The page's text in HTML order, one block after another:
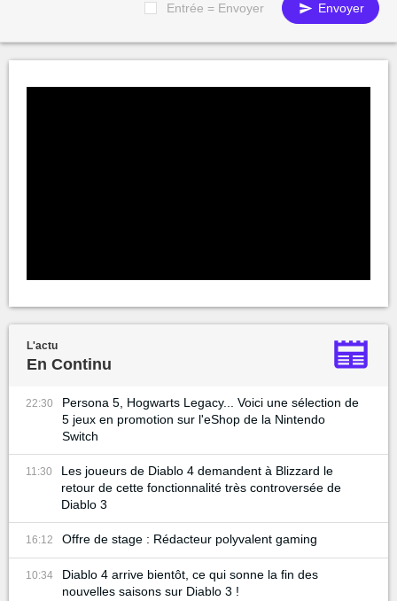
Entrée = Envoyer Envoyer
L'actu
En Continu
22:30
Persona 5, Hogwarts Legacy... Voici une sélection de
5 jeux en promotion sur l'eShop de la Nintendo
Switch
11:30
Les joueurs de Diablo 4 demandent à Blizzard le
retour de cette fonctionnalité très controversée de
Diablo 3
16:12 Offre de stage : Rédacteur polyvalent gaming
10:34
Diablo 4 arrive bientôt, ce qui sonne la fin des
nouvelles saisons sur Diablo 3 !